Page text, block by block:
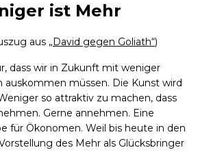
ist Mehr
aus „David gegen Goliath“)
dass wir in Zukunft mit weniger
müssen. Die Kunst wird
so attraktiv zu machen, dass
Gerne annehmen. Eine
für Ökonomen. Weil bis heute in den
des Mehr als Glücksbringer